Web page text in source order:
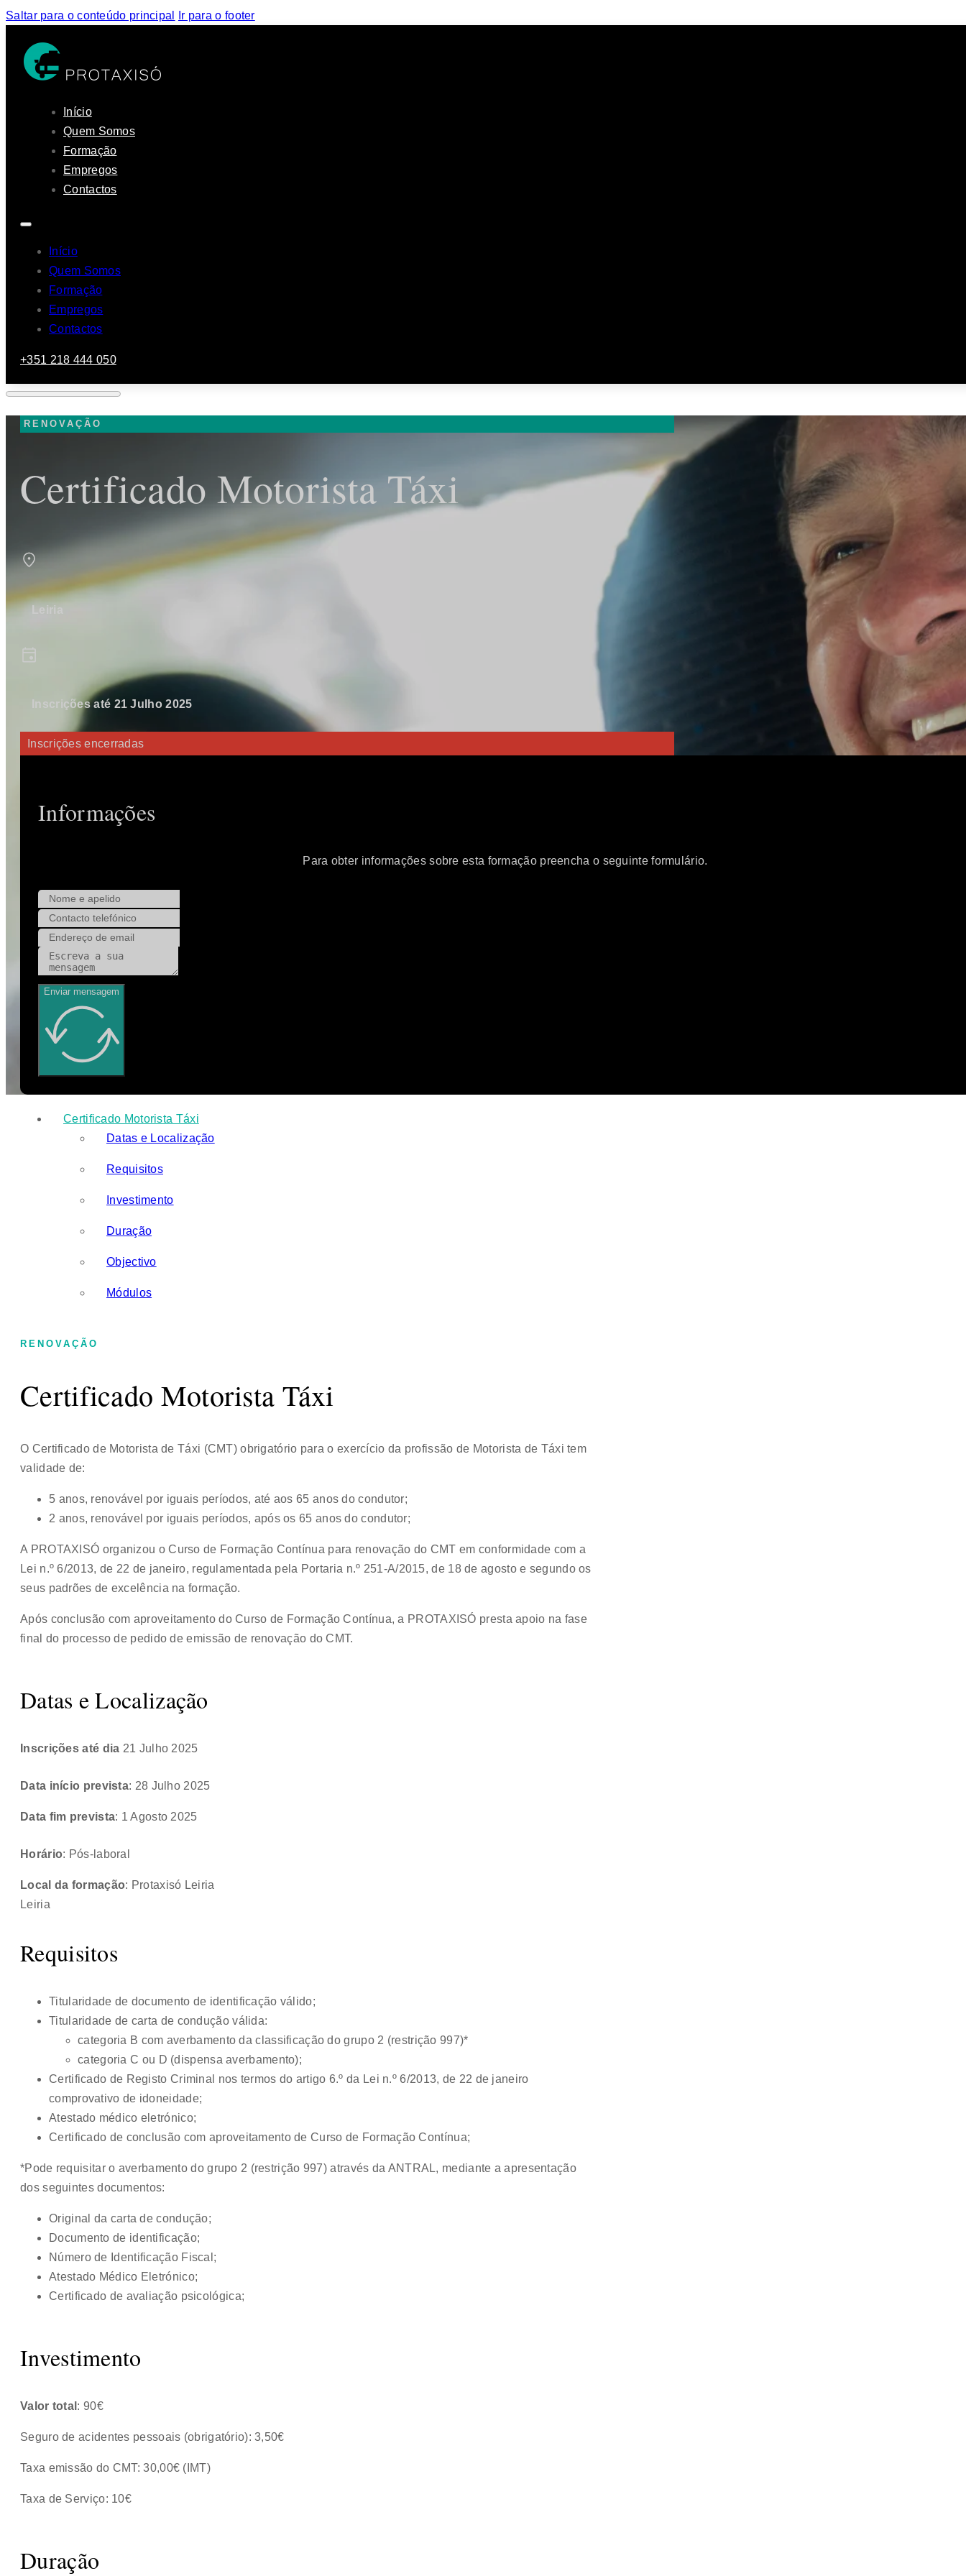
Saltar para o conteúdo principal Ir para o footer
Início
Quem Somos
Formação
Empregos
Contactos
Início
Quem Somos
Formação
Empregos
Contactos
+351 218 444 050
RENOVAÇÃO
Certificado Motorista Táxi
Leiria
Inscrições até 21 Julho 2025
Inscrições encerradas
Informações
Para obter informações sobre esta formação preencha o seguinte formulário.
Enviar mensagem
Certificado Motorista Táxi
Datas e Localização
Requisitos
Investimento
Duração
Objectivo
Módulos
RENOVAÇÃO
Certificado Motorista Táxi
O Certificado de Motorista de Táxi (CMT) obrigatório para o exercício da profissão de Motorista de Táxi tem
validade de:
5 anos, renovável por iguais períodos, até aos 65 anos do condutor;
2 anos, renovável por iguais períodos, após os 65 anos do condutor;
A PROTAXISÓ organizou o Curso de Formação Contínua para renovação do CMT em conformidade com a
Lei n.º 6/2013, de 22 de janeiro, regulamentada pela Portaria n.º 251-A/2015, de 18 de agosto e segundo os
seus padrões de excelência na formação.
Após conclusão com aproveitamento do Curso de Formação Contínua, a PROTAXISÓ presta apoio na fase
final do processo de pedido de emissão de renovação do CMT.
Datas e Localização
Inscrições até dia 21 Julho 2025
Data início prevista: 28 Julho 2025
Data fim prevista: 1 Agosto 2025
Horário: Pós-laboral
Local da formação: Protaxisó Leiria
Leiria
Requisitos
Titularidade de documento de identificação válido;
Titularidade de carta de condução válida:
categoria B com averbamento da classificação do grupo 2 (restrição 997)*
categoria C ou D (dispensa averbamento);
Certificado de Registo Criminal nos termos do artigo 6.º da Lei n.º 6/2013, de 22 de janeiro
comprovativo de idoneidade;
Atestado médico eletrónico;
Certificado de conclusão com aproveitamento de Curso de Formação Contínua;
*Pode requisitar o averbamento do grupo 2 (restrição 997) através da ANTRAL, mediante a apresentação
dos seguintes documentos:
Original da carta de condução;
Documento de identificação;
Número de Identificação Fiscal;
Atestado Médico Eletrónico;
Certificado de avaliação psicológica;
Investimento
Valor total : 90€
Seguro de acidentes pessoais (obrigatório): 3,50€
Taxa emissão do CMT: 30,00€ (IMT)
Taxa de Serviço: 10€
Duração